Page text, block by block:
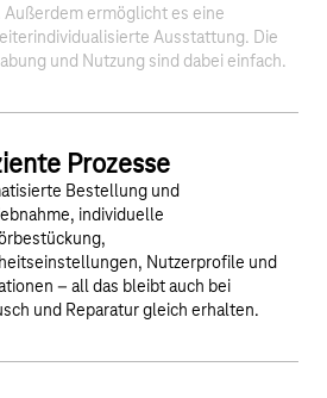
Außerdem ermöglicht es eine
Ausstattung. Die
und Nutzung sind dabei einfach.
Prozesse
Bestellung und
individuelle
Nutzerprofile und
– all das bleibt auch bei
und Reparatur gleich erhalten.